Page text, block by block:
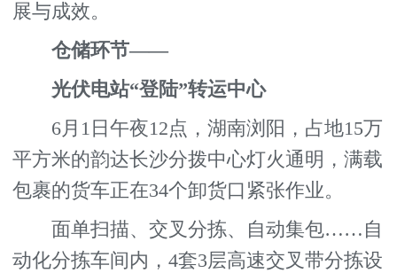
展与成效。
仓储环节——
光伏电站“登陆”转运中心
6月1日午夜12点，湖南浏阳，占地15万
平方米的韵达长沙分拨中心灯火通明，满载
包裹的货车正在34个卸货口紧张作业。
面单扫描、交叉分拣、自动集包……自
动化分拣车间内，4套3层高速交叉带分拣设